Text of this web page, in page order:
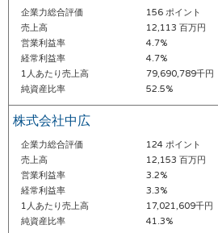
企業力総合評価
156 ポイント
売上高
12,113 百万円
営業利益率
4.7%
経常利益率
4.7%
1人あたり売上高
79,690,789千円
純資産比率
52.5%
株式会社中広
企業力総合評価
124 ポイント
売上高
12,153 百万円
営業利益率
3.2%
経常利益率
3.3%
1人あたり売上高
17,021,609千円
純資産比率
41.3%